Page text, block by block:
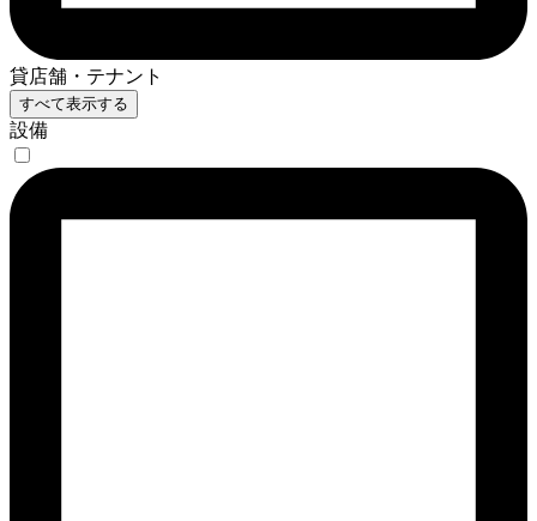
貸店舗・テナント
すべて表示する
設備